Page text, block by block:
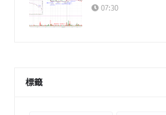
07:30
標籤